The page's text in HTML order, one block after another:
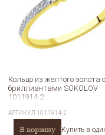
Кольцо из желтого золота с
бриллиантами SOKOLOV
1011914-2
АРТИКУЛ 1011914-2
В корзину Купить в